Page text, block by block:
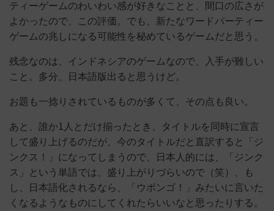
ティーゲームのわいわい感が好きなことと、間口の広さが
よかったので、この評価。でも、新たなワードパーティー
ゲームの兆しになる可能性を秘めているゲームだと思う。
残念なのは、インドネシアのゲームなので、入手が難しい
こと。多分、日本語版出ると思うけど。
お題も一捻りされているものが多くて、その点も良い。
あと、誰か1人とだけ揃ったとき、タイトルを同時に宣言
して盛り上げるのだが、今のタイトルだと直訳すると「ジ
ンクス！」になってしまうので、日本人的には、「ジンク
ス」という単語では、盛り上がりづらいので（笑）、も
し、日本語化されるなら、「ウボンゴ！」みたいに言いた
くなるようなものにしてくれたらいいなと思ったりする。